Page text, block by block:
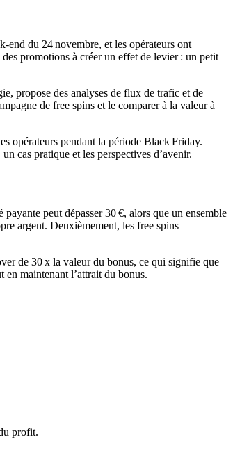
du 24 novembre, et les opérateurs ont
promotions à créer un effet de levier : un petit
propose des analyses de flux de trafic et de
de free spins et le comparer à la valeur à
opérateurs pendant la période Black Friday.
cas pratique et les perspectives d’avenir.
peut dépasser 30 €, alors que un ensemble
argent. Deuxièmement, les free spins
de 30 x la valeur du bonus, ce qui signifie que
maintenant l’attrait du bonus.
profit.